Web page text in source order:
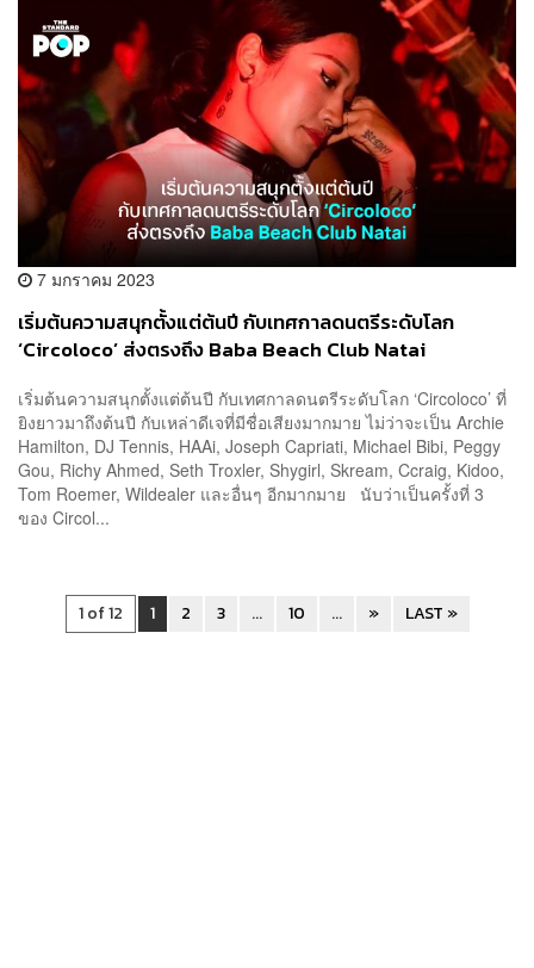
7 มกราคม 2023
เริ่มต้นความสนุกตั้งแต่ต้นปี กับเทศกาลดนตรีระดับโลก
‘Circoloco’ ส่งตรงถึง Baba Beach Club Natai
เริ่มต้นความสนุกตั้งแต่ต้นปี กับเทศกาลดนตรีระดับโลก ‘Circoloco’ ที่
ยิงยาวมาถึงต้นปี กับเหล่าดีเจที่มีชื่อเสียงมากมาย ไม่ว่าจะเป็น Archie
Hamilton, DJ Tennis, HAAi, Joseph Capriati, Michael Bibi, Peggy
Gou, Richy Ahmed, Seth Troxler, Shygirl, Skream, Ccraig, Kidoo,
Tom Roemer, Wildealer และอื่นๆ อีกมากมาย นับว่าเป็นครั้งที่ 3
ของ Circol...
1 of 12 1 2 3 ... 10 ... » LAST »